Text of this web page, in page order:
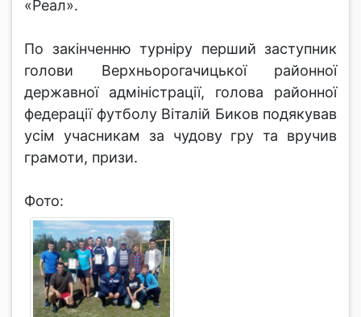
«Реал».
По закінченню турніру перший заступник
голови Верхньорогачицької районної
державної адміністрації, голова районної
федерації футболу Віталій Биков подякував
усім учасникам за чудову гру та вручив
грамоти, призи.
Фото: